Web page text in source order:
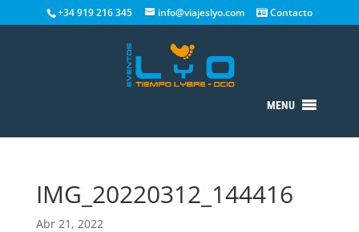
+34 919 216 345 info@viajeslyo.com Contacto
MENU
IMG_20220312_144416
Abr 21, 2022